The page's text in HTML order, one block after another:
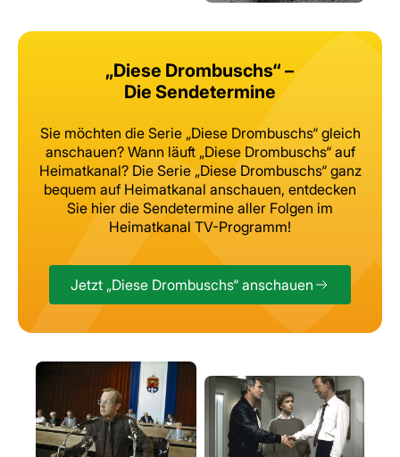
„Diese Drombuschs“ –
Die Sendetermine
Sie möchten die Serie „Diese Drombuschs“ gleich
anschauen?Wann läuft „Diese Drombuschs“ auf
Heimatkanal? Die Serie „Diese Drombuschs“ ganz
bequem auf Heimatkanal anschauen, entdecken
Sie hier die Sendetermine aller Folgen im
Heimatkanal TV-Programm!
Jetzt „Diese Drombuschs“ anschauen